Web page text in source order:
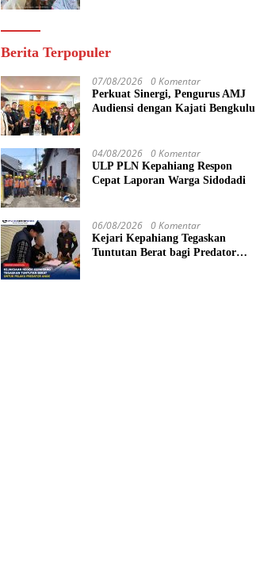
Berita Terpopuler
07/08/2026 0 Komentar
Perkuat Sinergi, Pengurus AMJ
Audiensi dengan Kajati Bengkulu
04/08/2026 0 Komentar
ULP PLN Kepahiang Respon
Cepat Laporan Warga Sidodadi
06/08/2026 0 Komentar
Kejari Kepahiang Tegaskan
Tuntutan Berat bagi Predator